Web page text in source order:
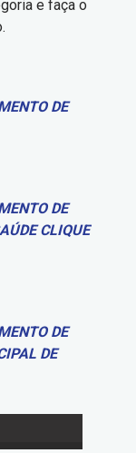
e faça o
DE
DE
CLIQUE
DE
DE